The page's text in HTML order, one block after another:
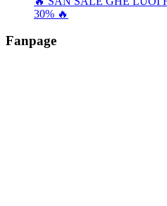
30% 🔥
Fanpage